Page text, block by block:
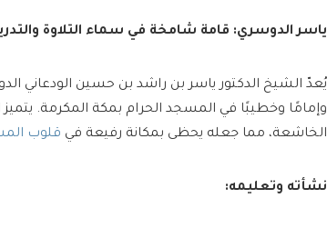
ياسر الدوسري: قامة شامخة في سماء التلاوة
يُعدّ الشيخ الدكتور ياسر بن راشد بن حسين الودعاني
وإمامًا وخطيبًا في المسجد الحرام بمكة المكرمة.
الخاشعة، مما جعله يحظى بمكانة رفيعة في قلوب
نشأته وتعليمه: